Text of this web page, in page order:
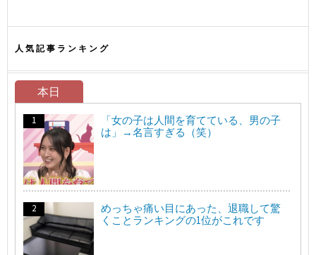
人気記事ランキング
本日
「女の子は人間を育てている、男の子
は」→名言すぎる（笑）
めっちゃ痛い目にあった、退職して驚
くことランキングの1位がこれです